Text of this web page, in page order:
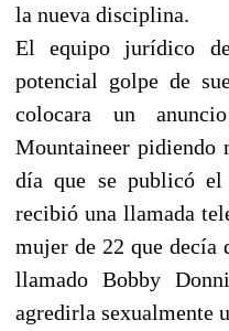
la nueva disciplina.
El equipo jurídico
potencial golpe de
colocara un
Mountaineer pidiendo
día que se publicó
recibió una llamada
mujer de 22 que decía
llamado Bobby
agredirla sexualmente